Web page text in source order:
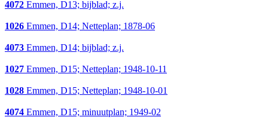
4072 Emmen, D13; bijblad; z.j.
1026 Emmen, D14; Netteplan; 1878-06
4073 Emmen, D14; bijblad; z.j.
1027 Emmen, D15; Netteplan; 1948-10-11
1028 Emmen, D15; Netteplan; 1948-10-01
4074 Emmen, D15; minuutplan; 1949-02